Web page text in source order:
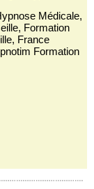
Médicale,
, Formation
, France
Formation